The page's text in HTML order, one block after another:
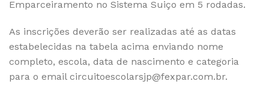
Emparceiramento no Sistema Suiço em 5 rodadas.
As inscrições deverão ser realizadas até as datas
estabelecidas na tabela acima enviando nome
completo, escola, data de nascimento e categoria
para o email circuitoescolarsjp@fexpar.com.br.